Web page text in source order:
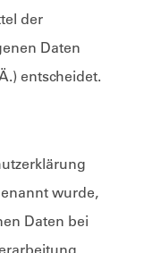
der
Daten
entscheidet.
wurde,
Daten bei